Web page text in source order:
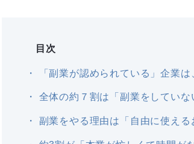
目次
「副業が認められている」企業は
全体の約７割は「副業をしてい
副業をやる理由は「自由に使え